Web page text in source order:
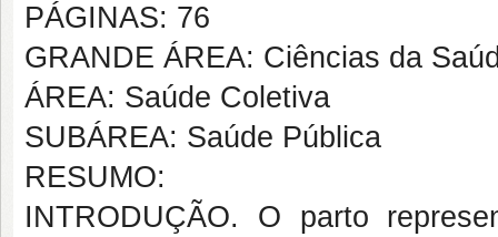
PÁGINAS: 76
GRANDE ÁREA: Ciências da
ÁREA: Saúde Coletiva
SUBÁREA: Saúde Pública
RESUMO:
INTRODUÇÃO. O parto